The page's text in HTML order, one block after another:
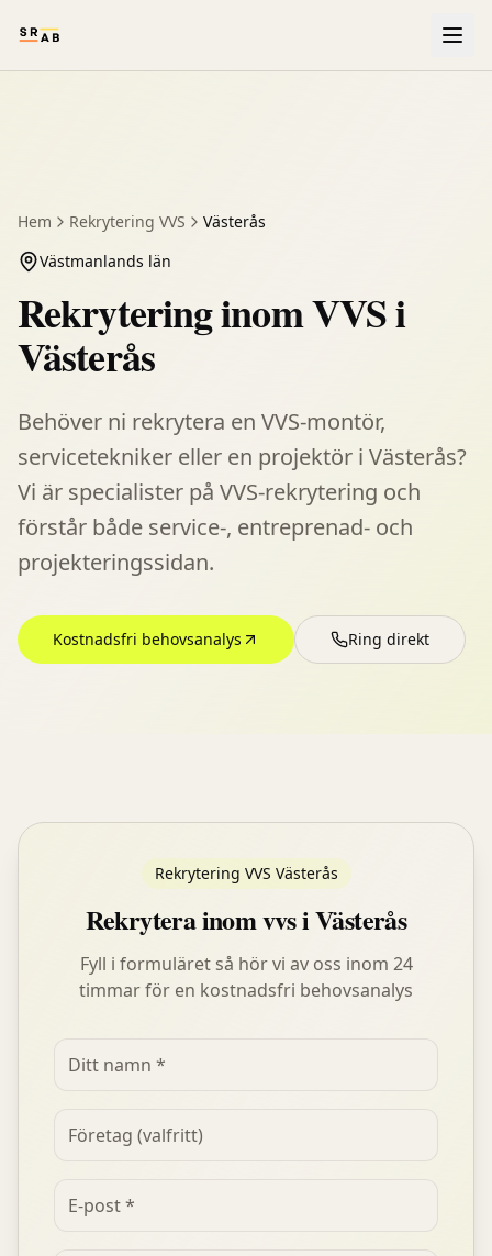
Hem Rekrytering VVS
Västerås
Västmanlands län
Rekrytering inom VVS i
Västerås
Behöver ni rekrytera en VVS-montör,
servicetekniker eller en projektör i Västerås?
Vi är specialister på VVS-rekrytering och
förstår både service-, entreprenad- och
projekteringssidan.
Kostnadsfri behovsanalys Ring direkt
Rekrytering VVS Västerås
Rekrytera inom vvs i Västerås
Fyll i formuläret så hör vi av oss inom 24
timmar för en kostnadsfri behovsanalys